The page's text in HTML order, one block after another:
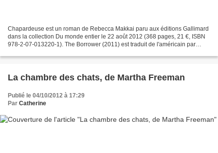
Chapardeuse est un roman de Rebecca Makkai paru aux éditions Gallimard
dans la collection Du monde entier le 22 août 2012 (368 pages, 21 €, ISBN
978-2-07-013220-1). The Borrower (2011) est traduit de l'américain par
La chambre des chats, de Martha Freeman
Publié le 04/10/2012 à 17:29
Par Catherine